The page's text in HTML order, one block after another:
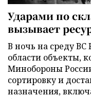
Ударами по
вызывает
В ночь на среду ВС
области объекты,
Минобороны
сортировку и
назначения,